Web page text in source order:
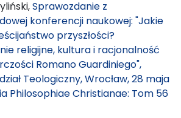
Sprawozdanie z
konferencji naukowej: "Jakie
przyszłości?
religijne, kultura i racjonalność
Romano Guardiniego",
Teologiczny, Wrocław, 28 maja
Philosophiae Christianae: Tom 56